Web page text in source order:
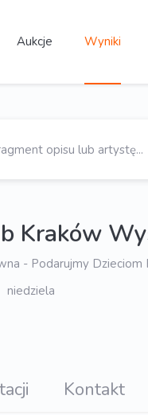
Aukcje Wyniki
Kraków
- Podarujmy Dzieciom
niedziela
Kontakt